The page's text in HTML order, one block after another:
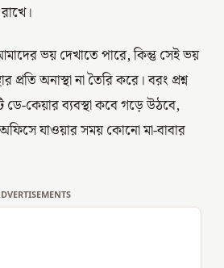
ভয় দেখাতে পারে, কিন্তু সেই ভয়
প্রতি অনাস্থা না তৈরি করে। বরং প্রশ্ন
কেয়ার ব্যবস্থা কবে গড়ে উঠবে,
যাওয়ার সময় কোনো মা-বাবার